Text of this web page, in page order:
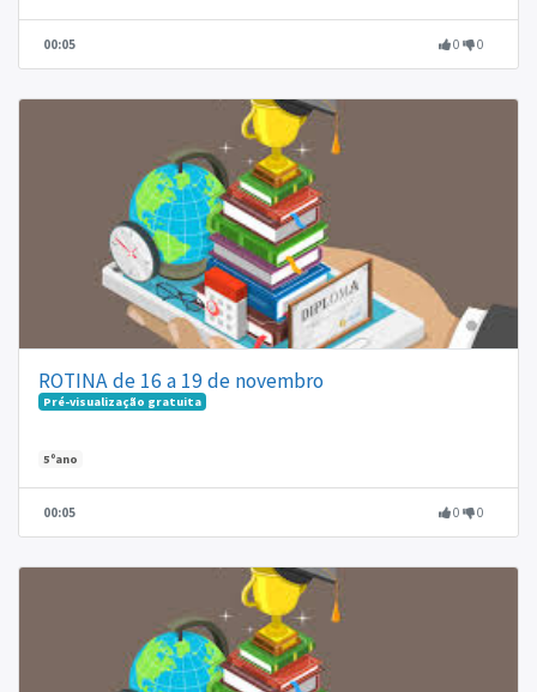
00:05 0 0
ROTINA de 16 a 19 de novembro
Pré-visualização gratuita
5ºano
00:05 0 0